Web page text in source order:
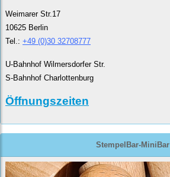
Weimarer Str.17
10625 Berlin
Tel.: +49 (0)30 32708777
U-Bahnhof Wilmersdorfer Str.
S-Bahnhof Charlottenburg
Öffnungszeiten
StempelBar-MiniBar